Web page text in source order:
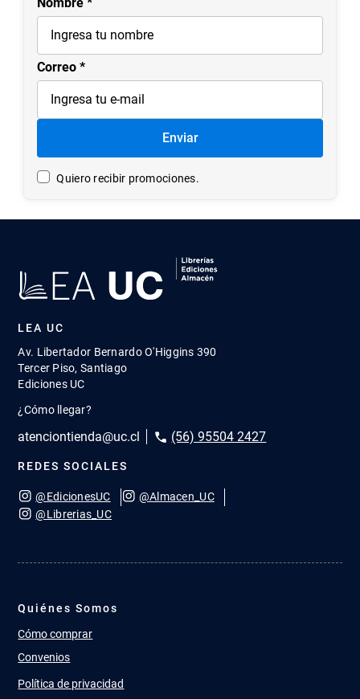
Correo
Enviar
Quiero recibir promociones.
LEA UC
Av. Libertador Bernardo O'Higgins 390
Tercer Piso, Santiago
Ediciones UC
¿Cómo llegar?
atenciontienda@uc.cl (56) 95504 2427
REDES SOCIALES
@EdicionesUC
@Almacen_UC
@Librerias_UC
Quiénes Somos
Cómo comprar
Convenios
Política de privacidad